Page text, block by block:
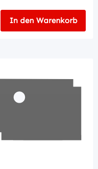
In den Warenkorb